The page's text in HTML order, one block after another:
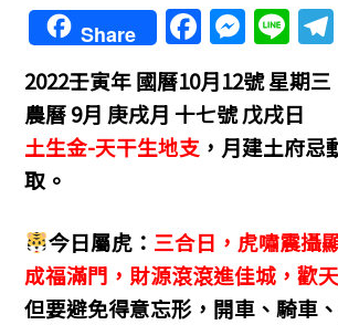
Share F
a
c
e
b
o
k
M
e
ss
e
n
er
Li
n
e
2022壬寅年國曆10月12號 星期三
農曆 9月 庚戌月 十七號 戊戌日
土生金-天干生地支 ， 月建土府忌
取。
今日屬虎： 三合日，虎嘯震攝
成福滿門，財源滾滾進佳城，歡
但要避免得意忘形，開車、騎車